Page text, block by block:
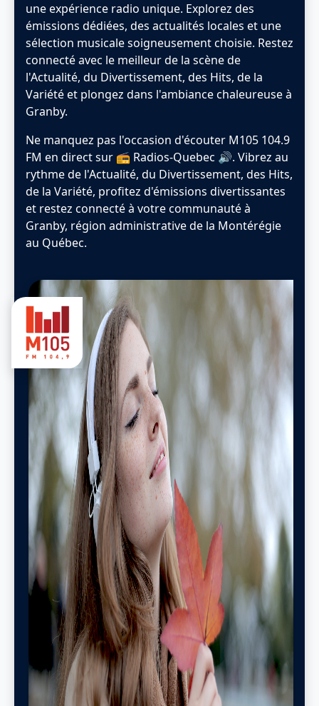
une expérience radio unique. Explorez des
émissions dédiées, des actualités locales et une
sélection musicale soigneusement choisie. Restez
connecté avec le meilleur de la scène de
l'Actualité, du Divertissement, des Hits, de la
Variété et plongez dans l'ambiance chaleureuse à
Granby.
Ne manquez pas l'occasion d'écouter M105 104.9
FM en direct sur 📻 Radios-Quebec 🔊. Vibrez au
rythme de l'Actualité, du Divertissement, des Hits,
de la Variété, profitez d'émissions divertissantes
et restez connecté à votre communauté à
Granby, région administrative de la Montérégie
au Québec.